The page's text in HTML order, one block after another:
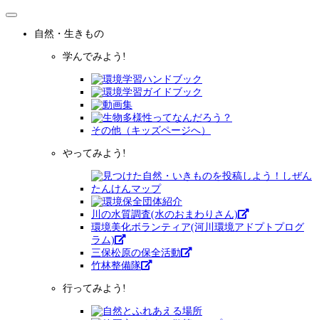
自然・生きもの
学んでみよう!
その他（キッズページへ）
やってみよう!
川の水質調査(水のおまわりさん)
環境美化ボランティア(河川環境アドプトプログ
ラム)
三保松原の保全活動
竹林整備隊
行ってみよう!